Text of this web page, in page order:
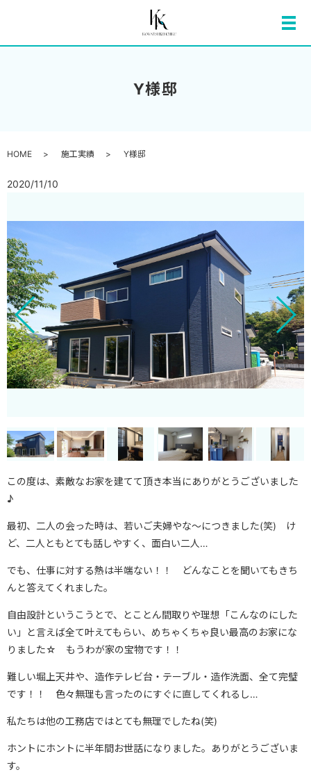
メ
Y様邸
HOME 施工実績 Y様邸
2020/11/10
この度は、素敵なお家を建てて頂き本当にありがとうございました
♪
最初、二人の会った時は、若いご夫婦やな～につきました(笑) け
ど、二人ともとても話しやすく、面白い二人…
でも、仕事に対する熱は半端ない！！ どんなことを聞いてもきち
んと答えてくれました。
自由設計というこうとで、とことん間取りや理想「こんなのにした
い」と言えば全て叶えてもらい、めちゃくちゃ良い最高のお家にな
りました☆ もうわが家の宝物です！！
難しい堀上天井や、造作テレビ台・テーブル・造作洗面、全て完璧
です！！ 色々無理も言ったのにすぐに直してくれるし…
私たちは他の工務店ではとても無理でしたね(笑)
ホントにホントに半年間お世話になりました。ありがとうございま
す。